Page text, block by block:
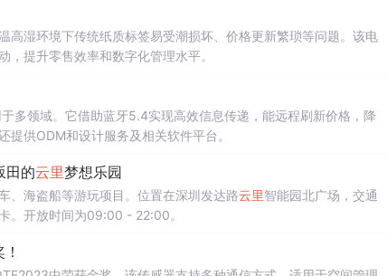
高湿环境下传统纸质标签易受潮损坏、价格更新繁琐等问题。该电
提升零售效率和数字化管理水平。
多领域。它借助蓝牙5.4实现高效信息传递，能远程刷新价格，降
提供ODM和设计服务及相关软件平台。
田的云里梦想乐园
、海盗船等游玩项目。位置在深圳发达路云里智能园北广场，交通
。开放时间为09:00 - 22:00。